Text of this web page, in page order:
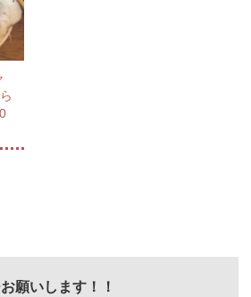
願いします！！